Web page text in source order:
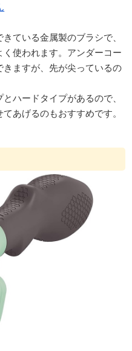
ている金属製のブラシで、
使われます。アンダーコー
きますが、先が尖っているの
ハードタイプがあるので、
あげるのもおすすめです。